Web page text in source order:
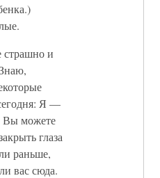
страшно и
Я —
Вы можете
глаза
раньше,
вас сюда.